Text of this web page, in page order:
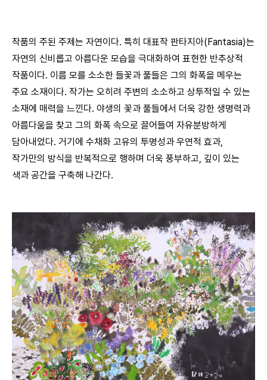
작품의 주된 주제는 자연이다. 특히 대표작 판타지아(Fantasia)는
자연의 신비롭고 아름다운 모습을 극대화하여 표현한 반추상적
작품이다. 이름 모를 소소한 들꽃과 풀들은 그의 화폭을 메우는
주요 소재이다. 작가는 오히려 주변의 소소하고 상투적일 수 있는
소재에 매력을 느낀다. 야생의 꽃과 풀들에서 더욱 강한 생명력과
아름다움을 찾고 그의 화폭 속으로 끌어들여 자유분방하게
담아내었다. 거기에 수채화 고유의 투명성과 우연적 효과,
작가만의 방식을 반복적으로 행하며 더욱 풍부하고, 깊이 있는
색과 공간을 구축해 나간다.